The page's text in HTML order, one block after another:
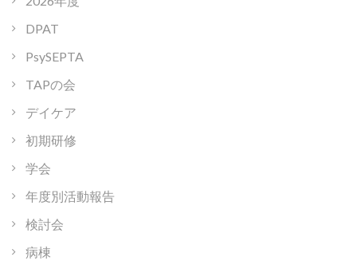
DPAT
PsySEPTA
TAPの会
デイケア
初期研修
学会
年度別活動報告
検討会
病棟